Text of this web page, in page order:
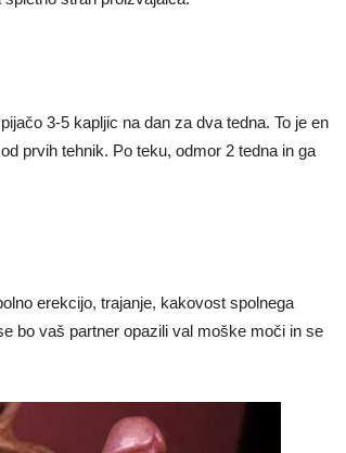
3-5 kapljic na dan za dva tedna. To je en
prvih tehnik. Po teku, odmor 2 tedna in ga
erekcijo, trajanje, kakovost spolnega
bo vaš partner opazili val moške moči in se